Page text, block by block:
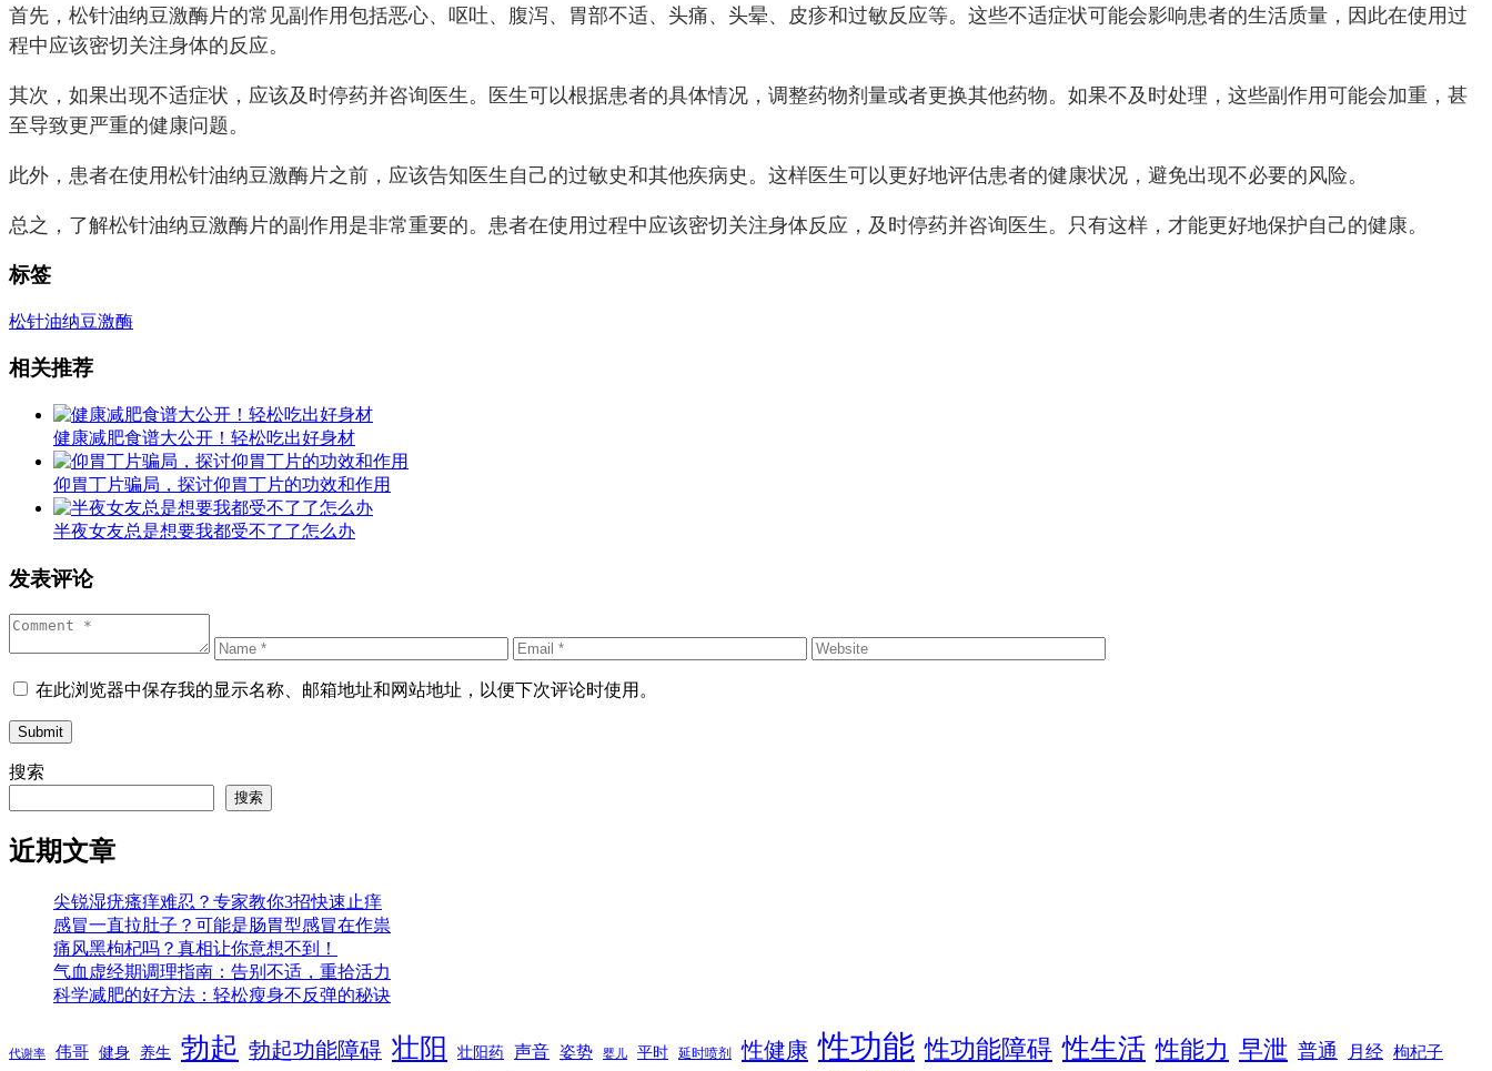
首先，松针油纳豆激酶片的常见副作用包括恶心、呕吐、腹泻、胃部不适、头痛、头晕、皮疹和过敏反应等。这些不适症状可能会影响患者的生活质量，因此在使用过
程中应该密切关注身体的反应。
其次，如果出现不适症状，应该及时停药并咨询医生。医生可以根据患者的具体情况，调整药物剂量或者更换其他药物。如果不及时处理，这些副作用可能会加重，甚
至导致更严重的健康问题。
此外，患者在使用松针油纳豆激酶片之前，应该告知医生自己的过敏史和其他疾病史。这样医生可以更好地评估患者的健康状况，避免出现不必要的风险。
总之，了解松针油纳豆激酶片的副作用是非常重要的。患者在使用过程中应该密切关注身体反应，及时停药并咨询医生。只有这样，才能更好地保护自己的健康。
标签
松针油纳豆激酶
相关推荐
健康减肥食谱大公开！轻松吃出好身材
仰胃丁片骗局，探讨仰胃丁片的功效和作用
半夜女友总是想要我都受不了了怎么办
发表评论
在此浏览器中保存我的显示名称、邮箱地址和网站地址，以便下次评论时使用。
Submit
搜索
搜索
近期文章
尖锐湿疣瘙痒难忍？专家教你3招快速止痒
感冒一直拉肚子？可能是肠胃型感冒在作祟
痛风黑枸杞吗？真相让你意想不到！
气血虚经期调理指南：告别不适，重拾活力
科学减肥的好方法：轻松瘦身不反弹的秘诀
代谢率 伟哥 健身 养生 勃起 勃起功能障碍 壮阳 壮阳药 声音 姿势 婴儿 平时 延时喷剂 性健康 性功能 性功能障碍 性生活 性能力 早泄 普通 月经 枸杞子